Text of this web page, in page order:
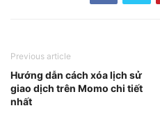
Previous article
Hướng dẫn cách xóa lịch sử
giao dịch trên Momo chi tiết
nhất